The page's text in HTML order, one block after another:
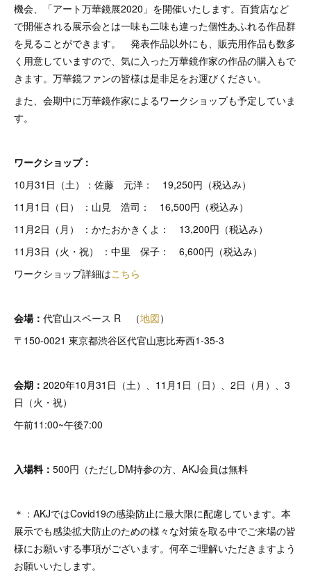
機会、「アート万華鏡展2020」を開催いたします。百貨店など
で開催される展示会とは一味も二味も違った個性あふれる作品群
を見ることができます。 発表作品以外にも、販売用作品も数多
く用意していますので、気に入った万華鏡作家の作品の購入もで
きます。万華鏡ファンの皆様は是非足をお運びください。
また、会期中に万華鏡作家によるワークショップも予定していま
す。
ワークショップ：
10月31日（土）：佐藤 元洋： 19,250円（税込み）
11月1日（日） ：山見 浩司： 16,500円（税込み）
11月2日（月） ：かたおかきくよ： 13,200円（税込み）
11月3日（火・祝） ：中里 保子： 6,600円（税込み）
ワークショップ詳細はこちら
会場： 代官山スペース R （地図）
〒150-0021 東京都渋谷区代官山恵比寿西1-35-3
会期： 2020年10月31日（土）、11月1日（日）、2日（月）、3
日（火・祝）
午前11:00~午後7:00
入場料： 500円（ただしDM持参の方、AKJ会員は無料
＊：AKJではCovid19の感染防止に最大限に配慮しています。本
展示でも感染拡大防止のための様々な対策を取る中でご来場の皆
様にお願いする事項がございます。何卒ご理解いただきますよう
お願いいたします。